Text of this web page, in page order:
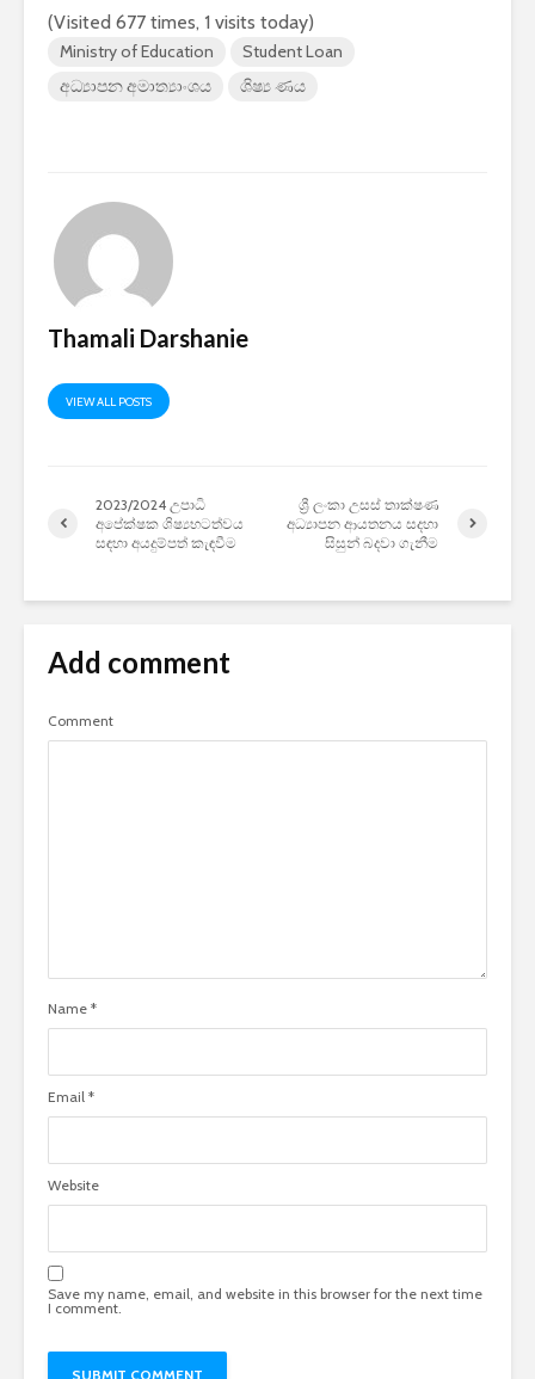
(Visited 677 times, 1 visits today)
Ministry of Education
Student Loan
අධ්‍යාපන අමාත්‍යාංශය
ශිෂ්‍ය ණය
Thamali Darshanie
VIEW ALL POSTS
2023/2024 උපාධි
අපේක්ෂක ශිෂ්‍යභටත්වය
සඳහා අයදුම්පත් කැඳවීම
ශ්‍රී ලංකා උසස් තාක්ෂණ
අධ්‍යාපන ආයතනය සදහා
සිසුන් බදවා ගැනීම
Add comment
Comment
Name *
Email *
Website
Save my name, email, and website in this browser for the next time
I comment.